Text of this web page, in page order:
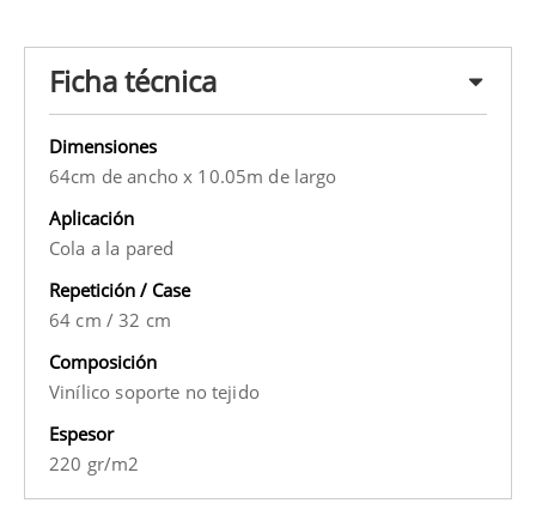
Ficha técnica
Dimensiones
64cm de ancho x 10.05m de largo
Aplicación
Cola a la pared
Repetición / Case
64 cm /32 cm
Composición
Vinílico soporte no tejido
Espesor
220 gr/m2